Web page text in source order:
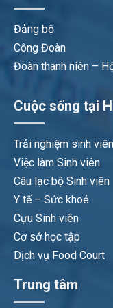
Đảng bộ
Công Đoàn
Đoàn thanh niên –
Cuộc sống tại
Trải nghiệm sinh viên
Việc làm Sinh viên
Câu lạc bộ Sinh viên
Y tế – Sức khoẻ
Cựu Sinh viên
Cơ sở học tập
Dịch vụ Food Court
Trung tâm